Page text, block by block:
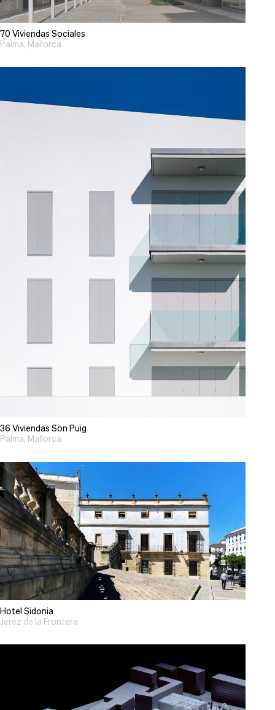
70 Viviendas Sociales
Palma, Mallorca
36 Viviendas Son Puig
Palma, Mallorca
Hotel Sidonia
Jerez de la Frontera